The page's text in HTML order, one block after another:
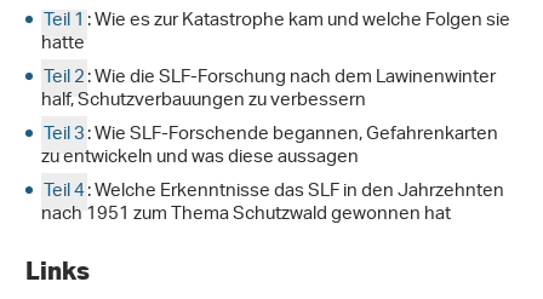
Teil 1: Wie es zur Katastrophe kam und welche Folgen sie
hatte
Teil 2: Wie die SLF-Forschung nach dem Lawinenwinter
half, Schutzverbauungen zu verbessern
Teil 3: Wie SLF-Forschende begannen, Gefahrenkarten
zu entwickeln und was diese aussagen
Teil 4: Welche Erkenntnisse das SLF in den Jahrzehnten
nach 1951 zum Thema Schutzwald gewonnen hat
Links